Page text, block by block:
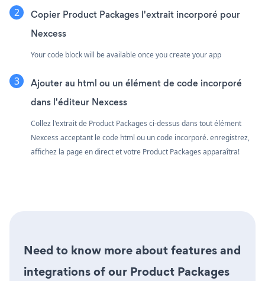
Copier Product Packages l'extrait incorporé pour
Nexcess
Your code block will be available once you create your app
Ajouter au html ou un élément de code incorporé
dans l'éditeur Nexcess
Collez l'extrait de Product Packages ci-dessus dans tout élément
Nexcess acceptant le code html ou un code incorporé. enregistrez,
affichez la page en direct et votre Product Packages apparaîtra!
Need to know more about features and
integrations of our Product Packages